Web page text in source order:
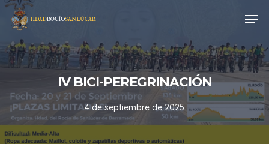
Skip
main
content
IV BICI-PEREGRINACIÓN
4 de septiembre de 2025